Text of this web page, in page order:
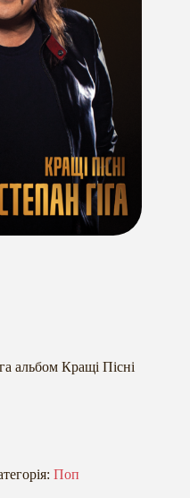
альбом Кращі Пісні
Поп